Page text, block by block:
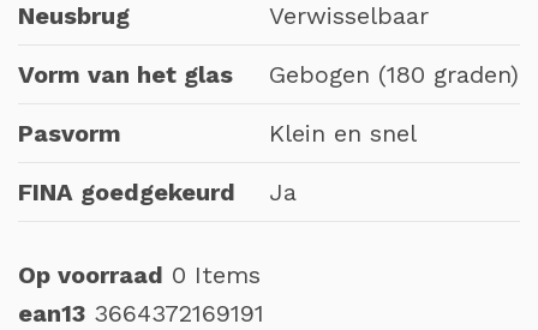
Neusbrug Verwisselbaar
Vorm van het glas Gebogen (180 graden)
Pasvorm Klein en snel
FINA goedgekeurd Ja
Op voorraad 0 Items
ean13 3664372169191